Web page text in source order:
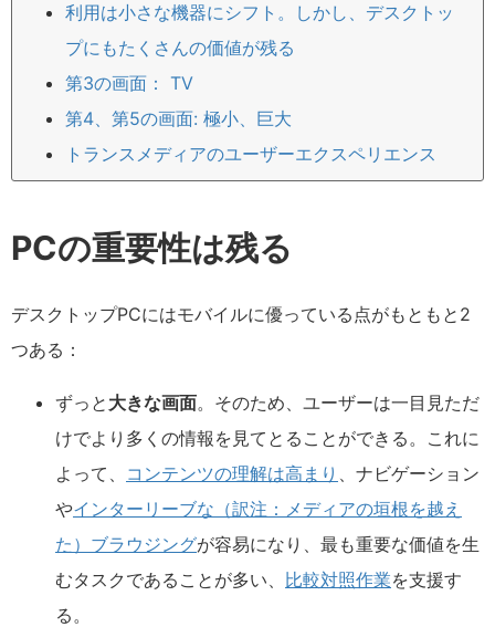
利用は小さな機器にシフト。しかし、デスクトッ
プにもたくさんの価値が残る
第3の画面： TV
第4、第5の画面: 極小、巨大
トランスメディアのユーザーエクスペリエンス
PCの重要性は残る
デスクトップPCにはモバイルに優っている点がもともと2
つある：
ずっと 大きな画面。そのため、ユーザーは一目見ただ
けでより多くの情報を見てとることができる。これに
よって、 コンテンツの理解は高まり 、ナビゲーション
やインターリーブな（訳注：メディアの垣根を越え
た）ブラウジングが容易になり、最も重要な価値を生
むタスクであることが多い、 比較対照作業を支援す
る。